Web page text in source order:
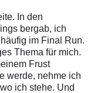
In den
berg­ab, ich
im Final Run.
Thema für mich.
Frust
werde, nehme ich
ich stehe. Und